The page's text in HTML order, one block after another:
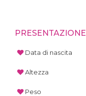
PRESENTAZIONE
Data di nascita
Altezza
Peso